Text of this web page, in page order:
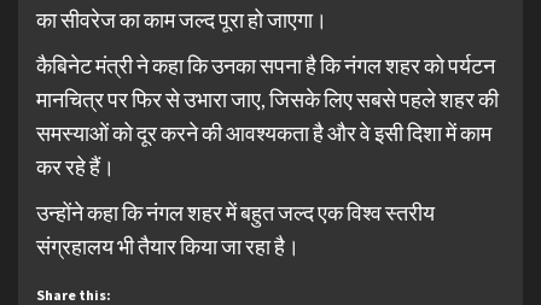
का सीवरेज का काम जल्द पूरा हो जाएगा।
कैबिनेट मंत्री ने कहा कि उनका सपना है कि नंगल शहर को पर्यटन
मानचित्र पर फिर से उभारा जाए, जिसके लिए सबसे पहले शहर की
समस्याओं को दूर करने की आवश्यकता है और वे इसी दिशा में काम
कर रहे हैं।
उन्होंने कहा कि नंगल शहर में बहुत जल्द एक विश्व स्तरीय
संग्रहालय भी तैयार किया जा रहा है।
Share this: